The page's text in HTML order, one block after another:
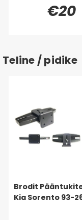
€20
Teline / pidike
Brodit
Kia Sorento 93-